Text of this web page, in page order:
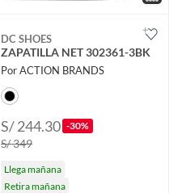
DC SHOES
ZAPATILLA NET 302361-3BK
Por ACTION BRANDS
S/ 244.30 -30%
S/ 349
Llega mañana
Retira mañana